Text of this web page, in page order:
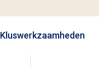
Kluswerkzaamheden